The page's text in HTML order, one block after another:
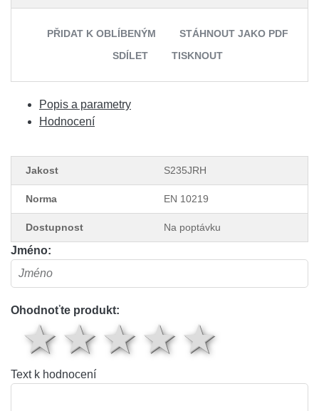
PŘIDAT K OBLÍBENÝM
STÁHNOUT JAKO PDF
SDÍLET
TISKNOUT
Popis a parametry
Hodnocení
Jakost S235JRH
Norma EN 10219
Dostupnost Na poptávku
Jméno:
Ohodnoťte produkt:
4
3 hvězdy
2 hvězdy
1 hvězda
Text k hodnocení